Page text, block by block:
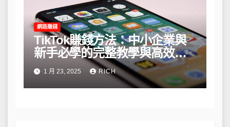
網路賺錢
TikTok賺錢方法：中小企業與
新手必學的完整教學與高效策
略1 月 23, 2025 RICH